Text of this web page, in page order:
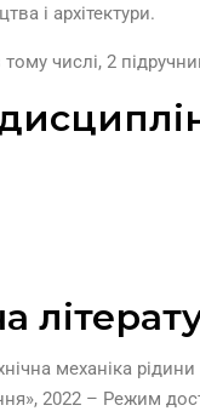
і архітектури.
числі, 2
механіка
2022 – Режим